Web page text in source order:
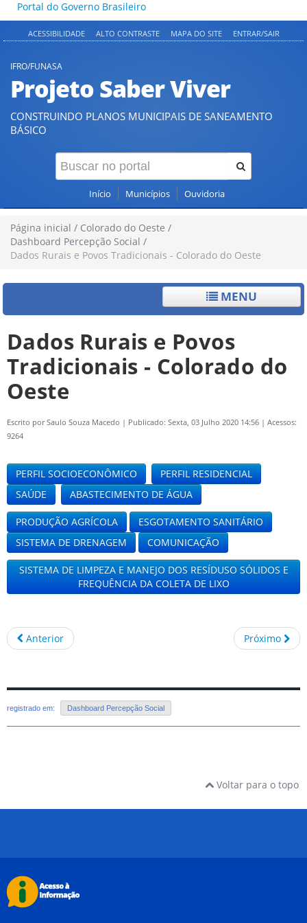
Portal do Governo Brasileiro
ACESSIBILIDADE ALTO CONTRASTE MAPA DO SITE ENTRAR/SAIR
IFRO/FUNASA
Projeto Saber Viver
CONSTRUINDO PLANOS MUNICIPAIS DE SANEAMENTO
BÁSICO
Início Municípios Ouvidoria
Página inicial / Colorado do Oeste /
Dashboard Percepção Social /
Dados Rurais e Povos Tradicionais - Colorado do Oeste
MENU
Dados Rurais e Povos
Tradicionais - Colorado do
Oeste
Escrito porSaulo Souza Macedo | Publicado: Sexta, 03 Julho 2020 14:56 | Acessos:
9264
PERFIL SOCIOECONÔMICO
PERFIL RESIDENCIAL
SAÚDE
ABASTECIMENTO DE ÁGUA
PRODUÇÃO AGRÍCOLA
ESGOTAMENTO SANITÁRIO
SISTEMA DE DRENAGEM
COMUNICAÇÃO
SISTEMA DE LIMPEZA E MANEJO DOS RESÍDUSO SÓLIDOS E
FREQUÊNCIA DA COLETA DE LIXO
Anterior Próximo
registrado em: Dashboard Percepção Social
Voltar para o topo